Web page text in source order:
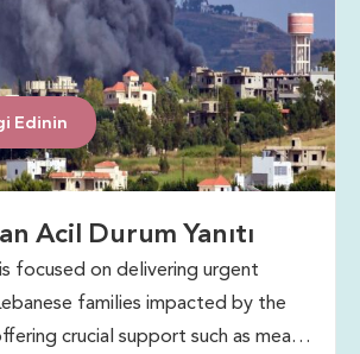
Edinin
Acil Durum Yanıtı
focused on delivering urgent
families impacted by the
crucial support such as meals,